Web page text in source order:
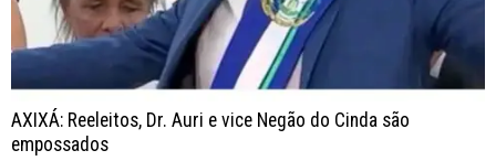
AXIXÁ: Reeleitos, Dr. Auri e vice Negão do Cinda são
empossados